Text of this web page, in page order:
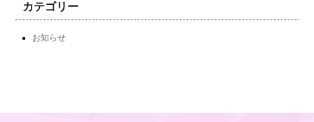
カテゴリー
お知らせ